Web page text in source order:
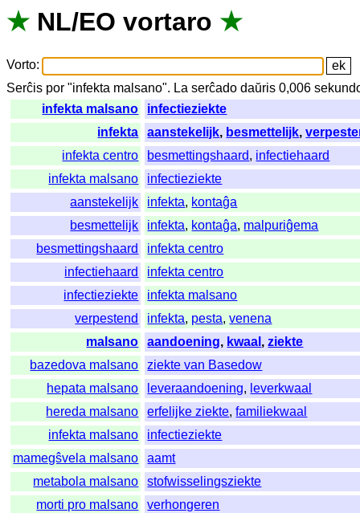
★ NL/EO vortaro ★
Vorto:
Serĉis por "infekta malsano". La serĉado daŭris 0,006
infekta malsano
infectieziekte
infekta
aanstekelijk, besmettelijk,
infekta centro
besmettingshaard, infectiehaard
infekta malsano
infectieziekte
aanstekelijk
infekta, kontaĝa
besmettelijk
infekta, kontaĝa, malpuriĝema
besmettingshaard
infekta centro
infectiehaard
infekta centro
infectieziekte
infekta malsano
verpestend
infekta, pesta,venena
malsano
aandoening, kwaal ,ziekte
bazedova malsano
ziekte van Basedow
hepata malsano
leveraandoening, leverkwaal
hereda malsano
erfelijke ziekte,familiekwaal
infekta malsano
infectieziekte
mamegŝvela malsano
aamt
metabola malsano
stofwisselingsziekte
morti pro malsano
verhongeren